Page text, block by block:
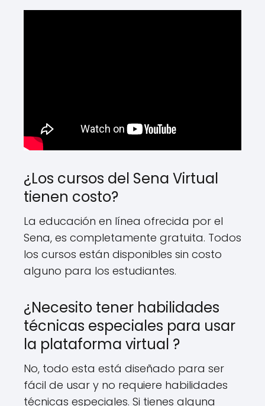
¿Los cursos del Sena Virtual
tienen costo?
La educación en línea ofrecida por el
Sena, es completamente gratuita. Todos
los cursos están disponibles sin costo
alguno para los estudiantes.
¿Necesito tener habilidades
técnicas especiales para usar
la plataforma virtual ?
No, todo esta está diseñado para ser
fácil de usar y no requiere habilidades
técnicas especiales. Si tienes alguna